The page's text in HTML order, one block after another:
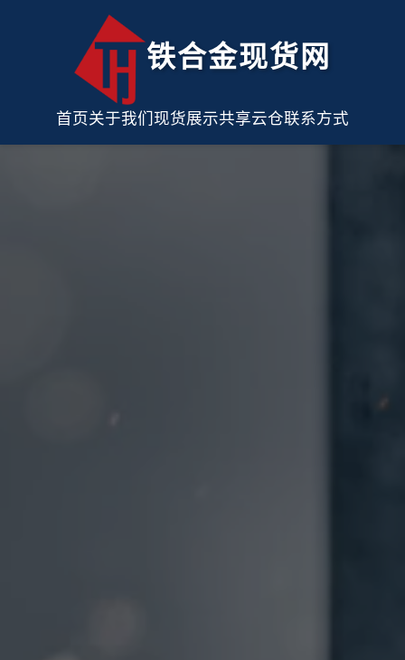
铁合金现货网
首页关于我们现货展示共享云仓联系方式